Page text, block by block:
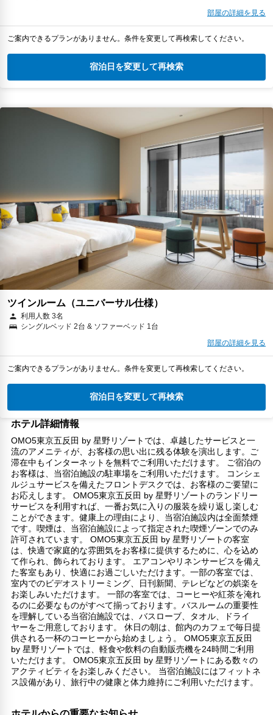
部屋の詳細を見る
ご案内できるプランがありません。条件を変更して再検索してください。
宿泊日を変更して再検索
ツインルーム（ユニバーサル仕様）
利用人数 3名
シングルベッド 2台 & ソファーベッド 1台
部屋の詳細を見る
ご案内できるプランがありません。条件を変更して再検索してください。
宿泊日を変更して再検索
ホテル詳細情報
OMO5東京五反田 by 星野リゾートでは、卓越したサービスと一
流のアメニティが、お客様の思い出に残る体験を演出します。ご
滞在中もインターネットを無料でご利用いただけます。 ご宿泊の
お客様は、当宿泊施設の駐車場をご利用いただけます。 コンシェ
ルジュサービスを備えたフロントデスクでは、お客様のご要望に
お応えします。 OMO5東京五反田 by 星野リゾートのランドリー
サービスを利用すれば、一番お気に入りの服装を繰り返し楽しむ
ことができます。健康上の理由により、当宿泊施設内は全面禁煙
です。喫煙は、当宿泊施設によって指定された喫煙ゾーンでのみ
許可されています。 OMO5東京五反田 by 星野リゾートの客室
は、快適で家庭的な雰囲気をお客様に提供するために、心を込め
て作られ、飾られております。 エアコンやリネンサービスを備え
た客室もあり、快適にお過ごしいただけます。一部の客室では、
室内でのビデオストリーミング、日刊新聞、テレビなどの娯楽を
お楽しみいただけます。 一部の客室では、コーヒーや紅茶を淹れ
るのに必要なものがすべて揃っております。バスルームの重要性
を理解している当宿泊施設では、バスローブ、タオル、ドライ
ヤーをご用意しております。 休日の朝は、館内のカフェで毎日提
供される一杯のコーヒーから始めましょう。 OMO5東京五反田
by 星野リゾートでは、軽食や飲料の自動販売機を24時間ご利用
いただけます。 OMO5東京五反田 by 星野リゾートにある数々の
アクティビティをお楽しみください。 当宿泊施設にはフィットネ
ス設備があり、旅行中の健康と体力維持にご利用いただけます。